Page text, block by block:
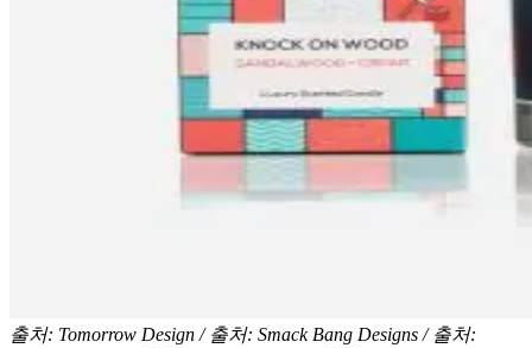
출처: Tomorrow Design / 출처: Smack Bang Designs / 출처: